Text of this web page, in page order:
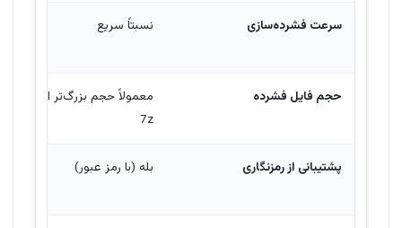
سرعت فشرده‌سازی نسبتاً سریع
حجم فایل فشرده
7z
پشتیبانی از رمزنگاری بله (با رمز عبور)